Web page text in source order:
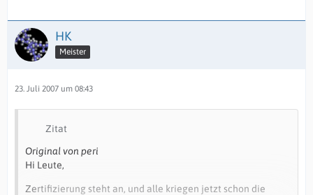
HK
Meister
23. Juli 2007 um 08:43
Zitat
Original von peri
Hi Leute,
Zertifizierung steht an, und alle kriegen jetzt schon die